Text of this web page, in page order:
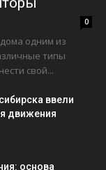
0
одним из
типы
свой...
ввели
движения
основа